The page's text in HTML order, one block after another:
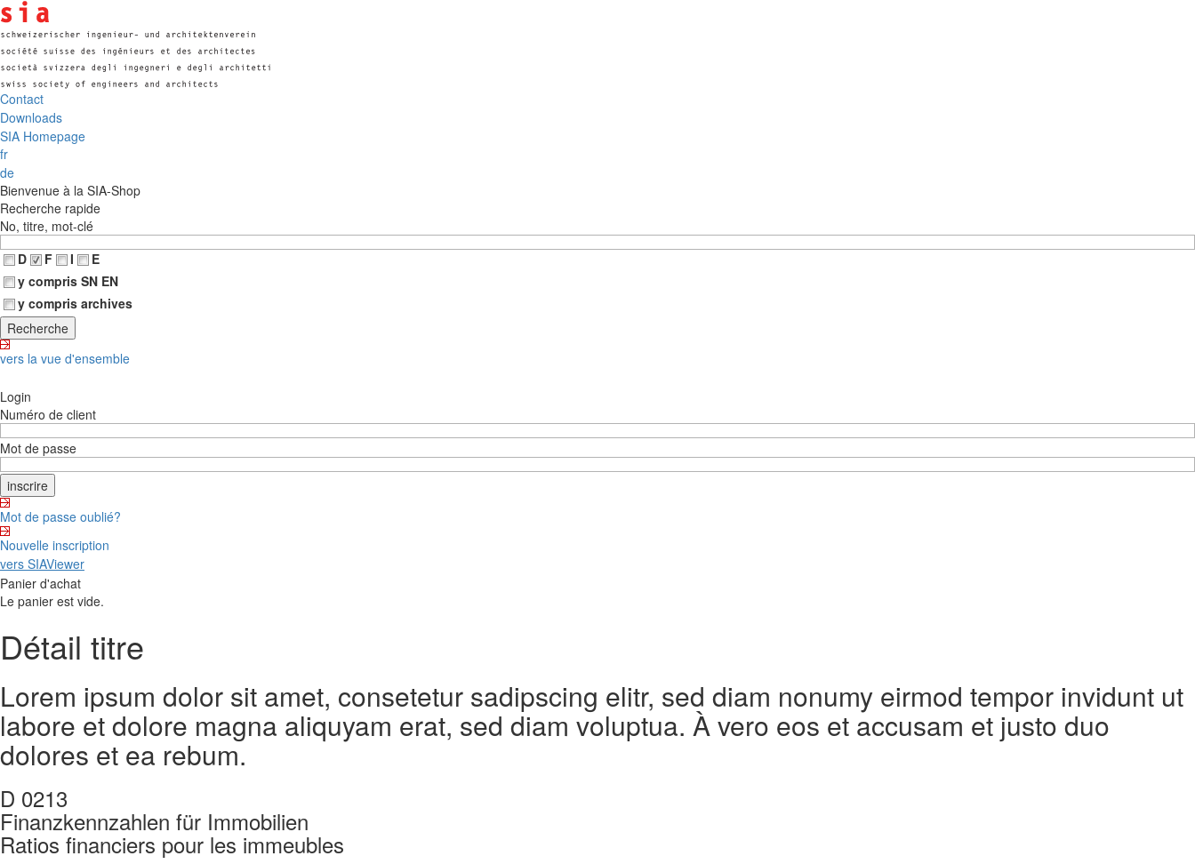
Contact
Downloads
SIA Homepage
fr
de
Bienvenue à la SIA-Shop
Recherche rapide
No, titre, mot-clé
D
F I
E
y compris SN EN
y compris archives
vers la vue d'ensemble
Login
Numéro de client
Mot de passe
Mot de passe oublié?
Nouvelle inscription
vers SIAViewer
Panier d'achat
Le panier est vide.
Détail titre
Lorem ipsum dolor sit amet, consetetur sadipscing elitr, sed diam nonumy eirmod tempor invidunt ut
labore et dolore magna aliquyam erat, sed diam voluptua. À vero eos et accusam et justo duo
dolores et ea rebum.
D 0213
Finanzkennzahlen für Immobilien
Ratios financiers pour les immeubles